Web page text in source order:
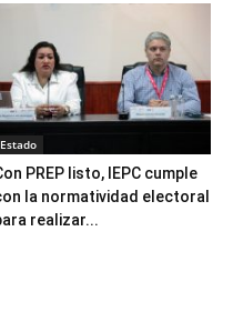
Estado
PREP listo, IEPC cumple
la normatividad electoral
realizar...